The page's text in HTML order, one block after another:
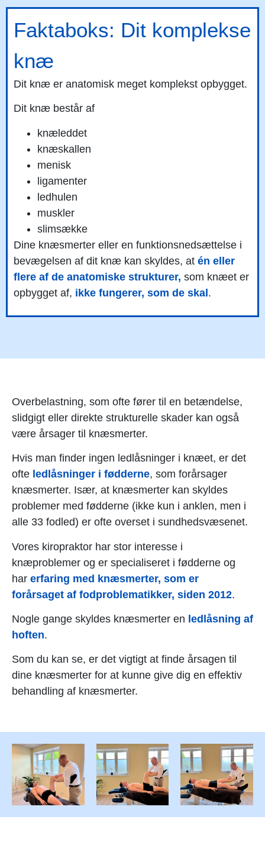
Faktaboks: Dit komplekse
knæ
Dit knæ er anatomisk meget komplekst opbygget.
Dit knæ består af
knæleddet
knæskallen
menisk
ligamenter
ledhulen
muskler
slimsække
Dine knæsmerter eller en funktionsnedsættelse i
bevægelsen af dit knæ kan skyldes, at én eller
flere af de anatomiske strukturer, som knæet er
opbygget af, ikke fungerer, som de skal.
Overbelastning, som ofte fører til en betændelse,
slidgigt eller direkte strukturelle skader kan også
være årsager til knæsmerter.
Hvis man finder ingen ledlåsninger i knæet, er det
ofte ledlåsninger i fødderne, som forårsager
knæsmerter. Især, at knæsmerter kan skyldes
problemer med fødderne (ikke kun i anklen, men i
alle 33 fodled) er ofte overset i sundhedsvæsenet.
Vores kiropraktor har stor interesse i
knæproblemer og er specialiseret i fødderne og
har erfaring med knæsmerter, som er
forårsaget af fodproblematikker, siden 2012.
Nogle gange skyldes knæsmerter en ledlåsning af
hoften.
Som du kan se, er det vigtigt at finde årsagen til
dine knæsmerter for at kunne give dig en effektiv
behandling af knæsmerter.